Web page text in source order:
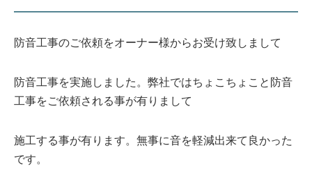
防音工事のご依頼をオーナー様からお受け致しまして
防音工事を実施しました。弊社ではちょこちょこと防音
工事をご依頼される事が有りまして
施工する事が有ります。無事に音を軽減出来て良かった
です。